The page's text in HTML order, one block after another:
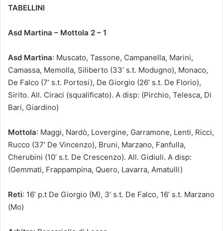
TABELLINI
Asd Martina – Mottola 2 – 1
Asd Martina: Muscato, Tassone, Campanella, Marini,
Camassa, Memolla, Siliberto (33’ s.t. Modugno), Monaco,
De Falco (7’ s.t. Portosi), De Giorgio (26’ s.t. De Florio),
Sirito. All. Ciraci (squalificato). A disp: (Pirchio, Telesca, Di
Bari, Giardino)
Mottola: Maggi, Nardò, Lovergine, Garramone, Lenti, Ricci,
Rucco (37’ De Vincenzo), Bruni, Marzano, Fanfulla,
Cherubini (10’ s.t. De Crescenzo). All. Gidiuli. A disp:
(Gemmati, Frappampina, Quero, Lavarra, Amatulli)
Reti: 16’ p.t De Giorgio (M), 3’ s.t. De Falco, 16’ s.t. Marzano
(Mo)